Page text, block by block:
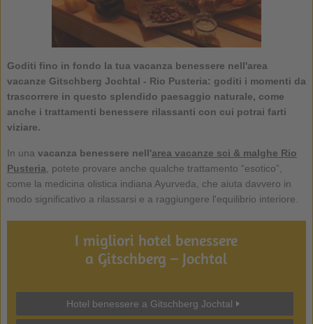
Goditi fino in fondo la tua vacanza benessere nell'area
vacanze Gitschberg Jochtal - Rio Pusteria: goditi i momenti da
trascorrere in questo splendido paesaggio naturale, come
anche i trattamenti benessere rilassanti con cui potrai farti
viziare.
In una vacanza benessere nell'area vacanze sci & malghe Rio
Pusteria , potete provare anche qualche trattamento “esotico”,
come la medicina olistica indiana Ayurveda, che aiuta davvero in
modo significativo a rilassarsi e a raggiungere l'equilibrio interiore.
I migliori hotel benessere
a Gitschberg – Jochtal
Hotel benessere a Gitschberg Jochtal